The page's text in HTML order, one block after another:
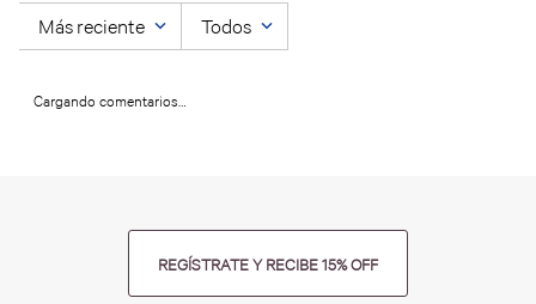
Más reciente Todos
Cargando comentarios…
REGÍSTRATE Y RECIBE 15% OFF